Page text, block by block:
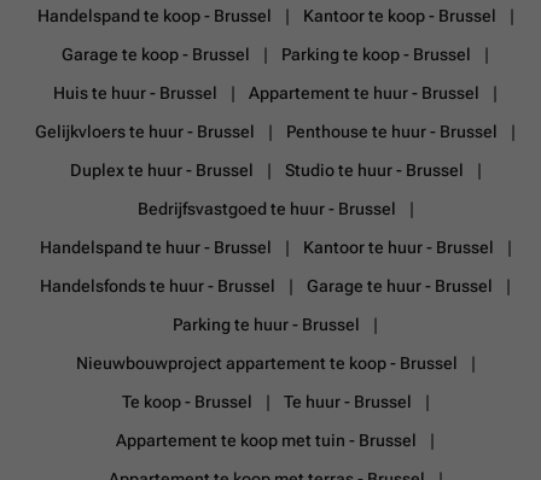
Handelspand te koop - Brussel
Kantoor te koop - Brussel
Garage te koop - Brussel
Parking te koop - Brussel
Huis te huur - Brussel
Appartement te huur - Brussel
Gelijkvloers te huur - Brussel
Penthouse te huur - Brussel
Duplex te huur - Brussel
Studio te huur - Brussel
Bedrijfsvastgoed te huur - Brussel
Handelspand te huur - Brussel
Kantoor te huur - Brussel
Handelsfonds te huur - Brussel
Garage te huur - Brussel
Parking te huur - Brussel
Nieuwbouwproject appartement te koop - Brussel
Te koop - Brussel
Te huur - Brussel
Appartement te koop met tuin - Brussel